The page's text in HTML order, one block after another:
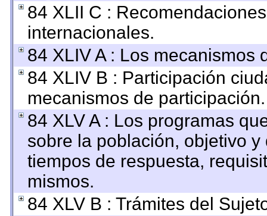
84 XLII C :
internacionales.
84 XLIV A : Los mecanismos
84 XLIV B : Participación
mecanismos de participación.
84 XLV A : Los programas
sobre la población, objetivo
tiempos de respuesta,
mismos.
84 XLV B : Trámites del